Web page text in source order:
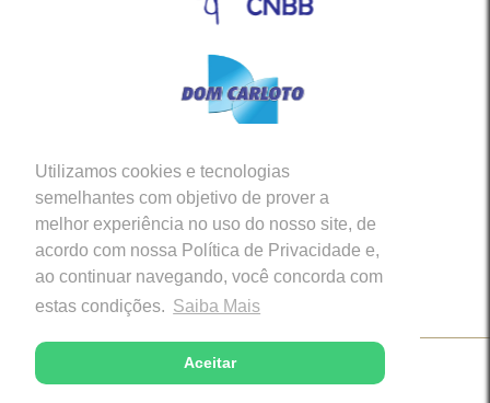
Utilizamos cookies e tecnologias
semelhantes com objetivo de prover a
melhor experiência no uso do nosso site, de
acordo com nossa Política de Privacidade e,
ao continuar navegando, você concorda com
estas condições. Saiba Mais
Aceitar
Siga-nos em nossas Redes Sociais
Copyright © 2026 - Diocese de Caratinga (MG)